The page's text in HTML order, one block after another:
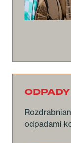
odpadami